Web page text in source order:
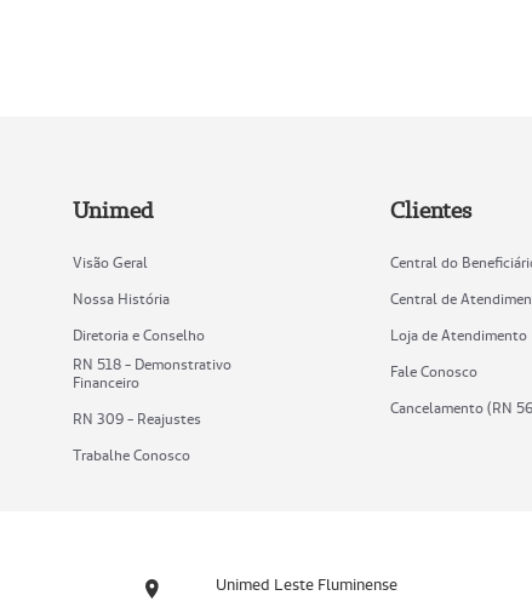
Unimed
Visão Geral
Nossa História
Diretoria e Conselho
RN 518 - Demonstrativo
Financeiro
RN 309 - Reajustes
Trabalhe Conosco
Clientes
Central do
Central de
Loja de Atendimento
Fale Conosco
Cancelamento (RN
Unimed Leste Fluminense